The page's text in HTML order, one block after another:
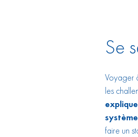
Se
Voyager
les
faire un